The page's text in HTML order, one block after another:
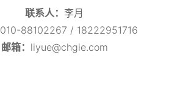
联系人： 李月
010-88102267 / 18222951716
邮箱： liyue@chgie.com